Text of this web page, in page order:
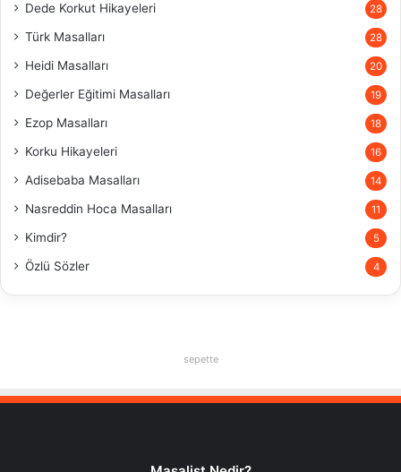
Dede Korkut Hikayeleri 28
Türk Masalları 28
Heidi Masalları 20
Değerler Eğitimi Masalları 19
Ezop Masalları 18
Korku Hikayeleri 16
Adisebaba Masalları 14
Nasreddin Hoca Masalları 11
Kimdir? 5
Özlü Sözler 4
sepette